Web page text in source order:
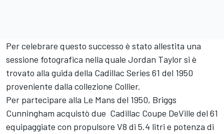
Per celebrare questo successo è stato allestita una
sessione fotografica nella quale Jordan Taylor si è
trovato alla guida della Cadillac Series 61 del 1950
proveniente dalla collezione Collier.
Per partecipare alla Le Mans del 1950, Briggs
Cunningham acquistò due Cadillac Coupe DeVille del 61
equipaggiate con propulsore V8 di 5.4 litri e potenza di